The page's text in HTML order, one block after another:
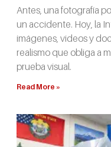
Antes, una fotografía
un accidente. Hoy, la
imágenes, videos y
realismo que obliga a
prueba visual.
Read More »